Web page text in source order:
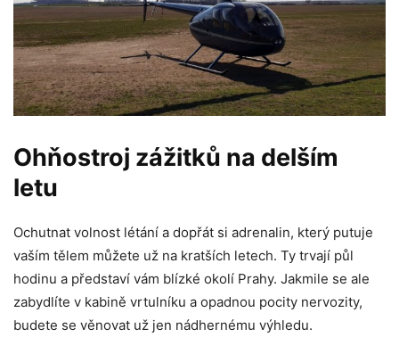
Ohňostroj zážitků na delším
letu
Ochutnat volnost létání a dopřát si adrenalin, který putuje
vaším tělem můžete už na kratších letech. Ty trvají půl
hodinu a představí vám blízké okolí Prahy. Jakmile se ale
zabydlíte v kabině vrtulníku a opadnou pocity nervozity,
budete se věnovat už jen nádhernému výhledu.